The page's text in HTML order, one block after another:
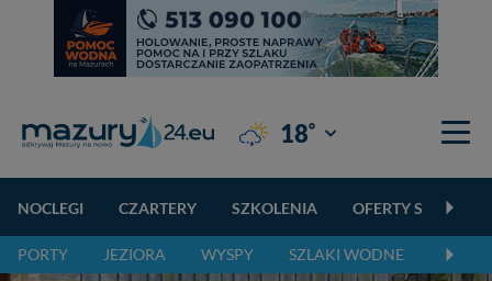
18° Giżycko
NOCLEGI CZARTERY SZKOLENIA OFERTY
PORTY JEZIORA WYSPY SZLAKI WODNE